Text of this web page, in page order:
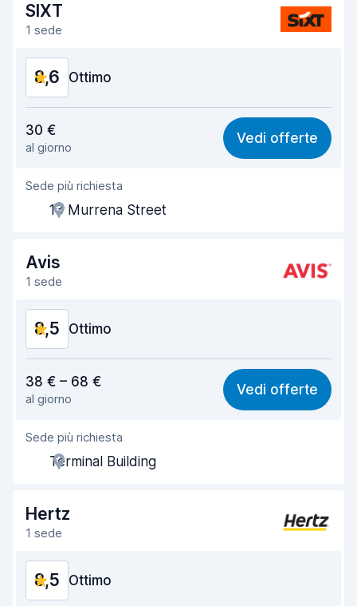
SIXT
1 sede
8,6 Ottimo
8,6
Facile da trovare 8,2
Gentilezza degli agenti
Rapidità del ritiro
Rapidità della riconsegna
Condizioni dell'auto
30 €
al giorno
Vedi offerte
Sede più richiesta
13 Murrena Street
Avis
1 sede
8,5 Ottimo
8,4
Facile da trovare 8,2
Gentilezza degli agenti
Rapidità del ritiro
Rapidità della riconsegna 8,2
Condizioni dell'auto
38 € – 68 €
al giorno
Vedi offerte
Sede più richiesta
Terminal Building
Hertz
1 sede
8,5 Ottimo